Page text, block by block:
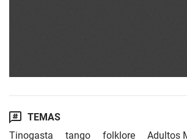
TEMAS
Tinogasta
tango folklore Adultos